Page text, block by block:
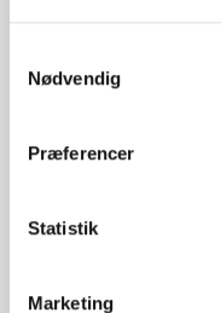
Nødvendig
Præferencer
Statistik
Marketing
Postbåden Tunø - en
Postbåden Tunø er
der i dag tilbyder
rig historie og en